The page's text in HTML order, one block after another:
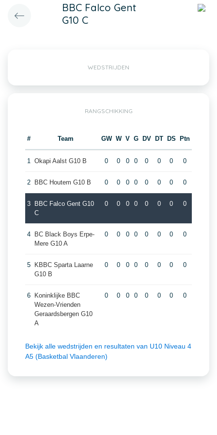
BBC Falco Gent
G10 C
WEDSTRIJDEN
RANGSCHIKKING
# Team GW W V G DV DT DS Ptn
1 Okapi Aalst G10 B 0 0 0 0 0 0 0 0
2 BBC Houtem G10 B 0 0 0 0 0 0 0 0
3
BBC Falco Gent G10
C
0 0 0 0 0 0 0 0
4
BC Black Boys Erpe-
Mere G10 A
0 0 0 0 0 0 0 0
5
KBBC Sparta Laarne
G10 B
0 0 0 0 0 0 0 0
6
Koninklijke BBC
Wezen-Vrienden
Geraardsbergen G10
A
0 0 0 0 0 0 0 0
Bekijk alle wedstrijden en resultaten van U10 Niveau 4
A5 (Basketbal Vlaanderen)